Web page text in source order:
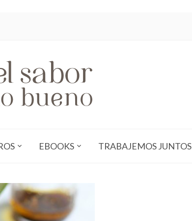
EBOOKS TRABAJEMOS JUNTOS